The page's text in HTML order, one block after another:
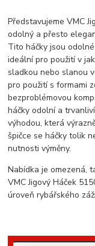
Představujeme VMC
odolný a přesto
Tito háčky jsou
ideální pro použití v
sladkou nebo slanou
pro použití s formami
bezproblémovou
háčky odolní a
výhodou, která
špičce se háčky tolik
nutnosti výměny.
Nabídka je omezená,
VMC Jigový Háček
úroveň rybářského